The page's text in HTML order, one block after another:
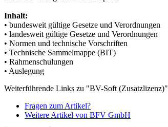
Inhalt:
• bundesweit gültige Gesetze und Verordnungen
• landesweit gültige Gesetze und Verordnungen
• Normen und technische Vorschriften
• Technische Sammelmappe (BIT)
• Rahmenschulungen
• Auslegung
Weiterführende Links zu "BV-Soft (Zusatzlizenz)"
Fragen zum Artikel?
Weitere Artikel von BFV GmbH